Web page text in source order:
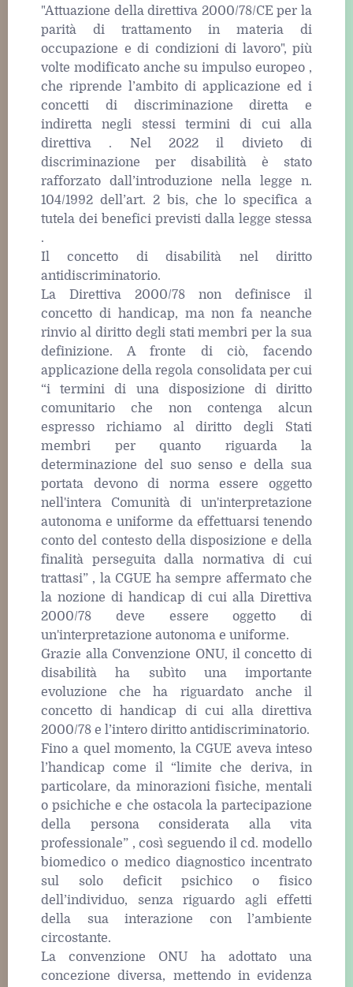
"Attuazione della direttiva 2000/78/CE per la
parità di trattamento in materia di
occupazione e di condizioni di lavoro", più
volte modificato anche su impulso europeo ,
che riprende l’ambito di applicazione ed i
concetti di discriminazione diretta e
indiretta negli stessi termini di cui alla
direttiva . Nel 2022 il divieto di
discriminazione per disabilità è stato
rafforzato dall’introduzione nella legge n.
104/1992 dell’art. 2 bis, che lo specifica a
tutela dei benefici previsti dalla legge stessa
.
Il concetto di disabilità nel diritto
antidiscriminatorio.
La Direttiva 2000/78 non definisce il
concetto di handicap, ma non fa neanche
rinvio al diritto degli stati membri per la sua
definizione. A fronte di ciò, facendo
applicazione della regola consolidata per cui
“i termini di una disposizione di diritto
comunitario che non contenga alcun
espresso richiamo al diritto degli Stati
membri per quanto riguarda la
determinazione del suo senso e della sua
portata devono di norma essere oggetto
nell'intera Comunità di un'interpretazione
autonoma e uniforme da effettuarsi tenendo
conto del contesto della disposizione e della
finalità perseguita dalla normativa di cui
trattasi” , la CGUE ha sempre affermato che
la nozione di handicap di cui alla Direttiva
2000/78 deve essere oggetto di
un'interpretazione autonoma e uniforme.
Grazie alla Convenzione ONU, il concetto di
disabilità ha subìto una importante
evoluzione che ha riguardato anche il
concetto di handicap di cui alla direttiva
2000/78 e l’intero diritto antidiscriminatorio.
Fino a quel momento, la CGUE aveva inteso
l’handicap come il “limite che deriva, in
particolare, da minorazioni fìsiche, mentali
o psichiche e che ostacola la partecipazione
della persona considerata alla vita
professionale” , così seguendo il cd. modello
biomedico o medico diagnostico incentrato
sul solo deficit psichico o fisico
dell’individuo, senza riguardo agli effetti
della sua interazione con l’ambiente
circostante.
La convenzione ONU ha adottato una
concezione diversa, mettendo in evidenza